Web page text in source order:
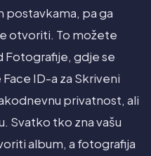
postavkama, pa ga
otvoriti. To možete
Fotografije, gdje se
ID-a za Skriveni
privatnost, ali
Svatko tko zna vašu
album, a fotografija